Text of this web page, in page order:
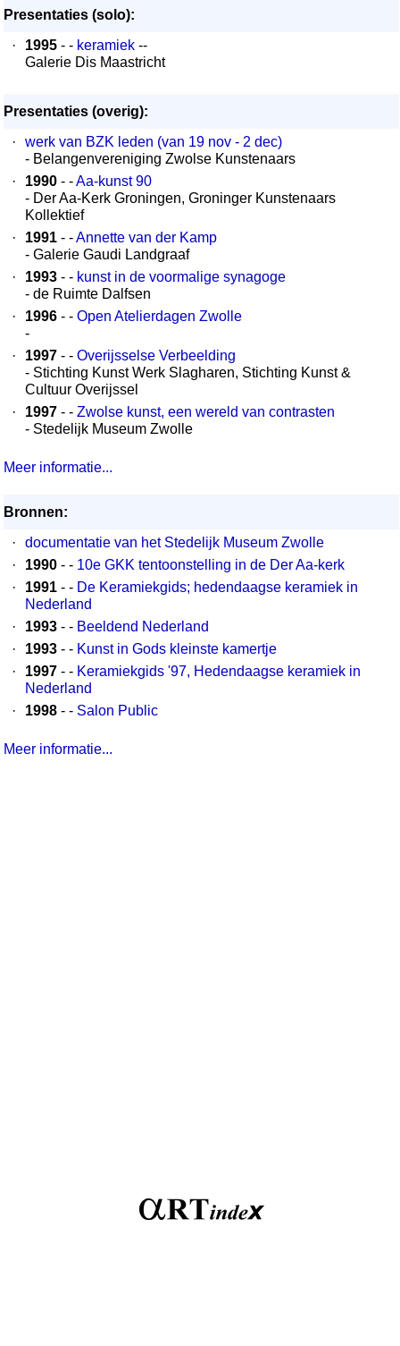
Presentaties (solo):
·
1995 - - keramiek --
Galerie Dis Maastricht
Presentaties (overig):
·
werk van BZK leden (van 19 nov - 2 dec)
- Belangenvereniging Zwolse Kunstenaars
·
1990 - -Aa-kunst 90
- Der Aa-Kerk Groningen, Groninger Kunstenaars
Kollektief
·
1991 - -Annette van der Kamp
- Galerie Gaudi Landgraaf
·
1993 - - kunst in de voormalige synagoge
- de Ruimte Dalfsen
·
1996 - - Open Atelierdagen Zwolle
-
·
1997 - - Overijsselse Verbeelding
- Stichting Kunst Werk Slagharen, Stichting Kunst &
Cultuur Overijssel
·
1997 - - Zwolse kunst, een wereld van contrasten
- Stedelijk Museum Zwolle
Meer informatie...
Bronnen:
·
documentatie van het Stedelijk Museum Zwolle
·
1990 - - 10e GKK tentoonstelling in de Der Aa-kerk
·
1991 - - De Keramiekgids; hedendaagse keramiek in
Nederland
·
1993 - - Beeldend Nederland
·
1993 - - Kunst in Gods kleinste kamertje
·
1997 - - Keramiekgids '97, Hedendaagse keramiek in
Nederland
·
1998 - - Salon Public
Meer informatie...